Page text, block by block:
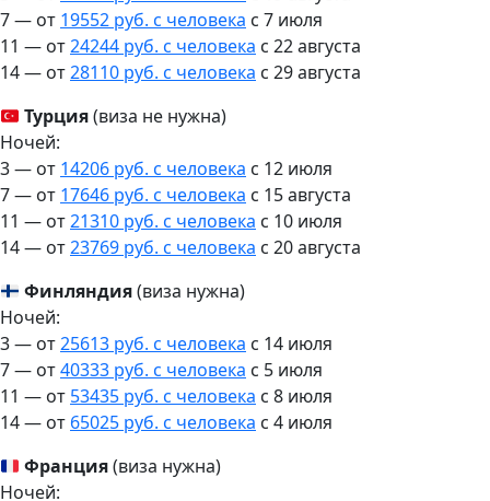
7 — от 19552 руб. с человека c 7 июля
11 — от24244 руб. с человека c 22 августа
14 — от28110 руб. с человека c 29 августа
Турция(виза не нужна)
Ночей:
3 — от 14206 руб. с человека c 12 июля
7 — от 17646 руб. с человека c 15 августа
11 — от21310 руб. с человека c 10 июля
14 — от23769 руб. с человека c 20 августа
Финляндия(виза нужна)
Ночей:
3 — от25613 руб. с человека c 14 июля
7 — от40333 руб. с человека c 5 июля
11 — от 53435 руб. с человека c 8 июля
14 — от 65025 руб. с человека c 4 июля
Франция(виза нужна)
Ночей: